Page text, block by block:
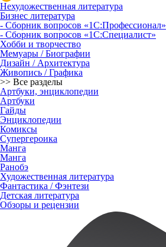
Нехудожественная литература
Бизнес литература
- Сборник вопросов «1С:Профессионал»
- Сборник вопросов «1С:Специалист»
Хобби и творчество
Мемуары / Биографии
Дизайн / Архитектура
Живопись / Графика
>> Все разделы
Артбуки, энциклопедии
Артбуки
Гайды
Энциклопедии
Комиксы
Супергероика
Манга
Манга
Ранобэ
Художественная литература
Фантастика / Фэнтези
Детская литература
Обзоры и рецензии